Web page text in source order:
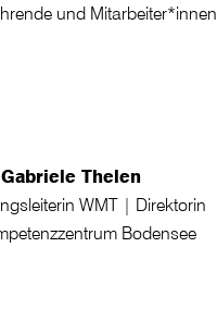
und Mitarbeiter*innen
Thelen
WMT | Direktorin
Bodensee